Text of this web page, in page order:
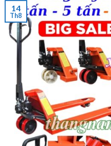
14
Th8